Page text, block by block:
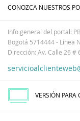
CONOZCA NUESTROS
Info general del portal:
Bogotá 5714444 - Línea
Dirección: Av. Calle 26 #
VERSIÓN PARA